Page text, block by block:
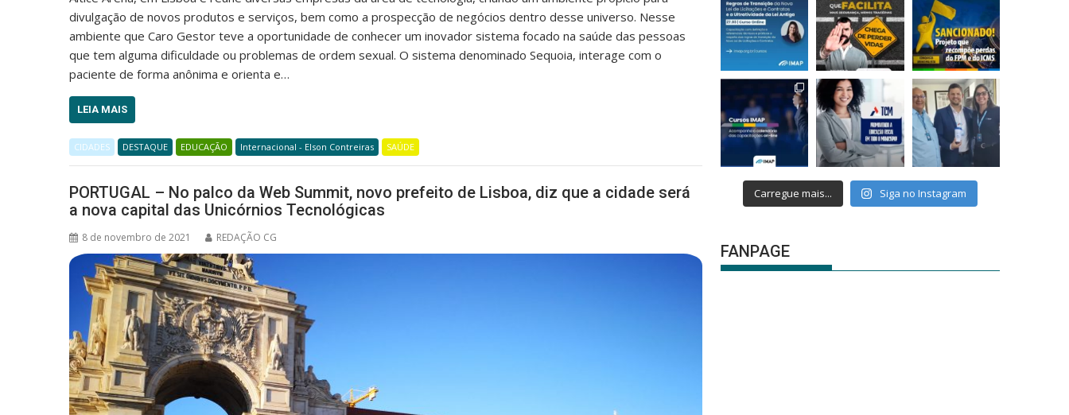
divulgação de novos produtos e serviços, bem como a prospecção de negócios dentro desse universo. Nesse
ambiente que Caro Gestor teve a oportunidade de conhecer um inovador sistema focado na saúde das pessoas
que tem alguma dificuldade ou problemas de ordem sexual. O sistema denominado Sequoia, interage com o
paciente de forma anônima e orienta e…
LEIA MAIS
CIDADES DESTAQUE EDUCAÇÃO Internacional - Elson Contreiras SAÚDE
PORTUGAL – No palco da Web Summit, novo prefeito de Lisboa, diz que a cidade será
a nova capital das Unicórnios Tecnológicas
8 de novembro de 2021 REDAÇÃO CG
Carregue mais... Siga no Instagram
FANPAGE